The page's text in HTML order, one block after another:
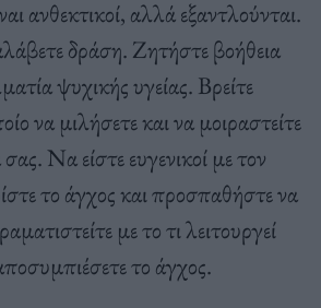
ανθεκτικοί, αλλά εξαντλούνται.
δράση. Ζητήστε βοήθεια
ψυχικής υγείας. Βρείτε
να μιλήσετε και να μοιραστείτε
Να είστε ευγενικοί με τον
το άγχος και προσπαθήστε να
με το τι λειτουργεί
το άγχος.